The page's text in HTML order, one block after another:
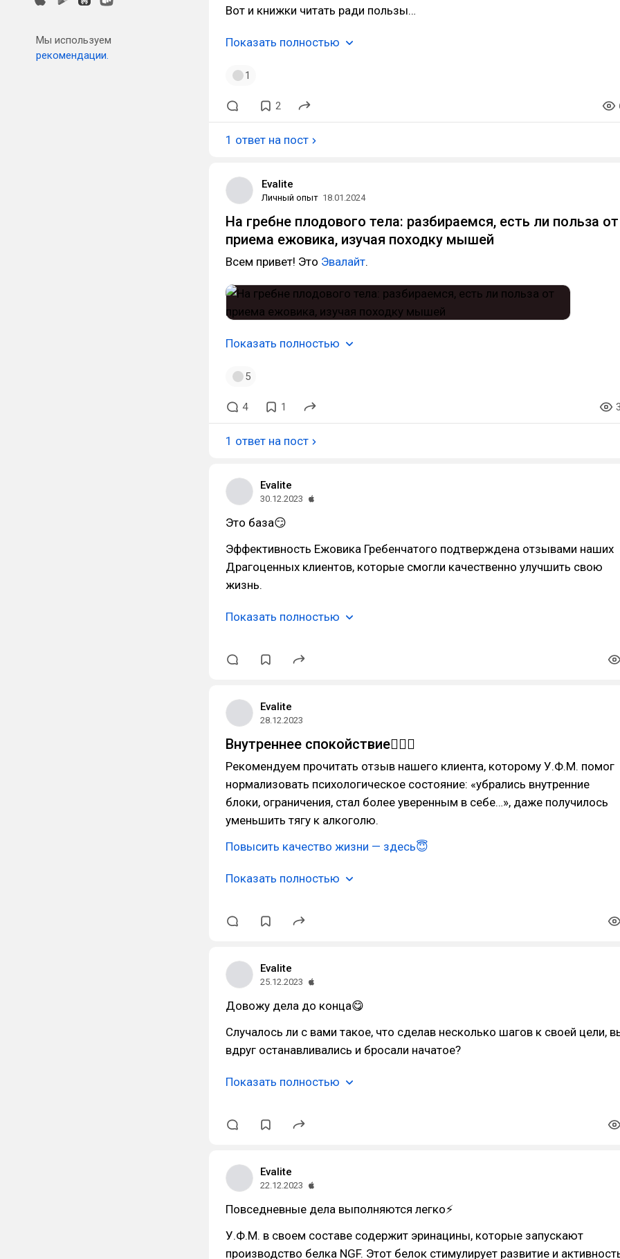
Мы используем
рекомендации.
Вот и книжки читать ради пользы…
Показать полностью
1
2
1 ответ на пост
Evalite
Личный опыт 18.01.2024
На гребне плодового тела: разбираемся, есть ли польза от
приема ежовика, изучая походку мышей
Всем привет! Это Эвалайт.
Показать полностью
5
4 1
1 ответ на пост
Evalite
30.12.2023
Это база😏
Эффективность Ежовика Гребенчатого подтверждена отзывами наших
Драгоценных клиентов, которые смогли качественно улучшить свою
жизнь.
Показать полностью
Evalite
28.12.2023
Внутреннее спокойствие🧘🏼‍♀
Рекомендуем прочитать отзыв нашего клиента, которому У.Ф.М. помог
нормализовать психологическое состояние: «убрались внутренние
блоки, ограничения, стал более уверенным в себе…», даже получилось
уменьшить тягу к алкоголю.
Повысить качество жизни — здесь😇
Показать полностью
Evalite
25.12.2023
Довожу дела до конца😋
Случалось ли с вами такое, что сделав несколько шагов к своей цели,
вдруг останавливались и бросали начатое?
Показать полностью
Evalite
22.12.2023
Повседневные дела выполняются легко⚡
У.Ф.М. в своем составе содержит эринацины, которые запускают
производство белка NGF. Этот белок стимулирует развитие и